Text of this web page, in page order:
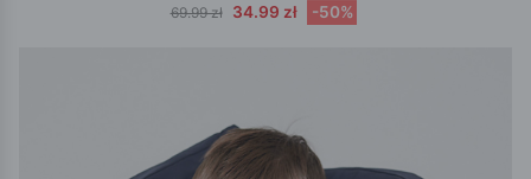
69.99 zł
34.99 zł -50%